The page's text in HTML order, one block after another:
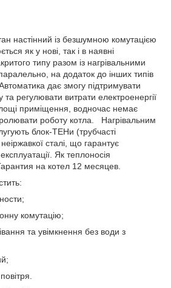
настінний із безшумною комутацією
як у нові, так і в наявні
типу разом із нагрівальними
на додаток до інших типів
дає змогу підтримувати
та регулювати витрати електроенергії
приміщення, водночас немає
роботу котла. Нагрівальним
блок-ТЕНи (трубчасті
неіржавкої сталі, що гарантує
експлуатації. Як теплоносія
на котел 12 месяцев.
комутацію;
та увімкнення без води з